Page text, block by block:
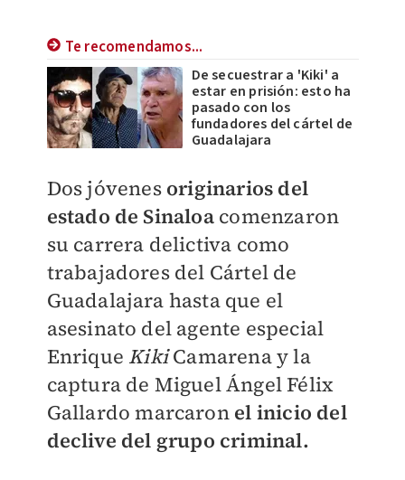
Te recomendamos...
De secuestrar a 'Kiki' a
estar en prisión: esto ha
pasado con los
fundadores del cártel de
Guadalajara
Dos jóvenes originarios del
estado de Sinaloacomenzaron
su carrera delictiva como
trabajadores del Cártel de
Guadalajara hasta que el
asesinato del agente especial
Enrique KikiCamarena y la
captura de Miguel Ángel Félix
Gallardo marcaron el inicio del
declive del grupo criminal.